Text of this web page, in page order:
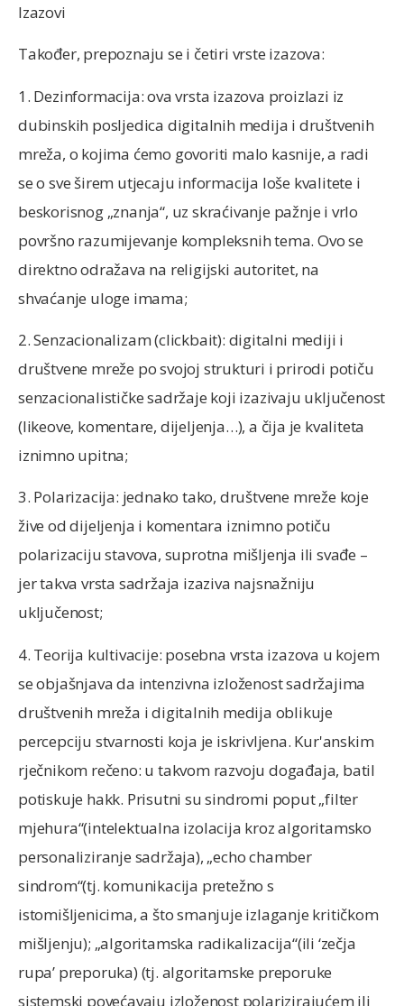
Izazovi
Također, prepoznaju se i četiri vrste izazova:
1. Dezinformacija: ova vrsta izazova proizlazi iz
dubinskih posljedica digitalnih medija i društvenih
mreža, o kojima ćemo govoriti malo kasnije, a radi
se o sve širem utjecaju informacija loše kvalitete i
beskorisnog „znanja“, uz skraćivanje pažnje i vrlo
površno razumijevanje kompleksnih tema. Ovo se
direktno odražava na religijski autoritet, na
shvaćanje uloge imama;
2. Senzacionalizam (clickbait): digitalni mediji i
društvene mreže po svojoj strukturi i prirodi potiču
senzacionalističke sadržaje koji izazivaju uključenost
(likeove, komentare, dijeljenja…), a čija je kvaliteta
iznimno upitna;
3. Polarizacija: jednako tako, društvene mreže koje
žive od dijeljenja i komentara iznimno potiču
polarizaciju stavova, suprotna mišljenja ili svađe –
jer takva vrsta sadržaja izaziva najsnažniju
uključenost;
4. Teorija kultivacije: posebna vrsta izazova u kojem
se objašnjava da intenzivna izloženost sadržajima
društvenih mreža i digitalnih medija oblikuje
percepciju stvarnosti koja je iskrivljena. Kur'anskim
rječnikom rečeno: u takvom razvoju događaja, batil
potiskuje hakk. Prisutni su sindromi poput „filter
mjehura“(intelektualna izolacija kroz algoritamsko
personaliziranje sadržaja), „echo chamber
sindrom“(tj. komunikacija pretežno s
istomišljenicima, a što smanjuje izlaganje kritičkom
mišljenju); „algoritamska radikalizacija“(ili ‘zečja
rupa’ preporuka) (tj. algoritamske preporuke
sistemski povećavaju izloženost polarizirajućem ili